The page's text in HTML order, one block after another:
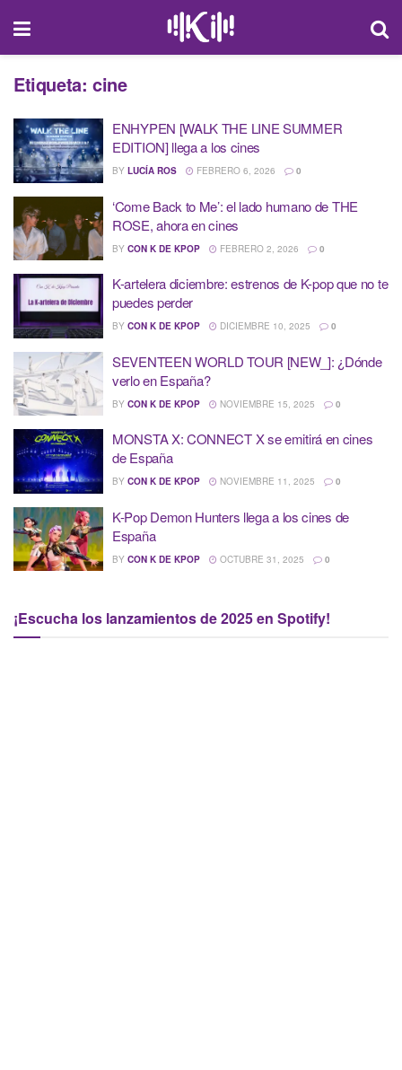
Etiqueta: cine
ENHYPEN [WALK THE LINE SUMMER
EDITION] llega a los cines
BY LUCÍA ROS FEBRERO 6, 2026 0
‘Come Back to Me’: el lado humano de THE
ROSE, ahora en cines
BY CON K DE KPOP FEBRERO 2, 2026 0
K-artelera diciembre: estrenos de K-pop que no te
puedes perder
BY CON K DE KPOP DICIEMBRE 10, 2025 0
SEVENTEEN WORLD TOUR [NEW_]: ¿Dónde
verlo en España?
BY CON K DE KPOP NOVIEMBRE 15, 2025 0
MONSTA X: CONNECT X se emitirá en cines
de España
BY CON K DE KPOP NOVIEMBRE 11, 2025 0
K-Pop Demon Hunters llega a los cines de
España
BY CON K DE KPOP OCTUBRE 31, 2025 0
¡Escucha los lanzamientos de 2025 en Spotify!